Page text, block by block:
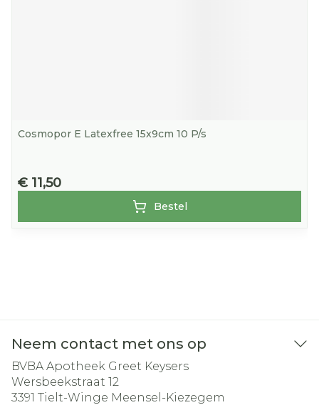
Cosmopor E Latexfree 15x9cm 10 P/s
€ 11,50
Bestel
Neem contact met ons op
BVBA Apotheek Greet Keysers
Wersbeekstraat 12
3391 Tielt-Winge Meensel-Kiezegem